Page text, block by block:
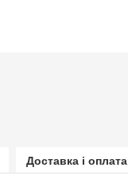
Доставка і оплата